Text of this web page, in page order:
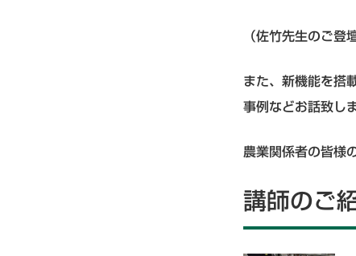
（佐竹先生のご登
また、新機能を搭
事例などお話致しま
農業関係者の皆様
講師のご